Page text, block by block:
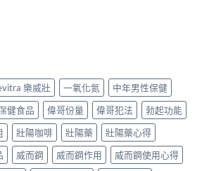
樂威壯 一氧化氮
中年男性保健
健食品 偉哥份量 偉哥犯法
勃起功能
壯陽咖啡 壯陽藥
壯陽藥心得
威而鋼 威而鋼作用
威而鋼使用心得